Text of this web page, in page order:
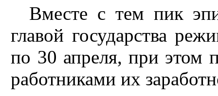
Вместе с тем пик
главой государства
по 30 апреля, при этом
работниками их